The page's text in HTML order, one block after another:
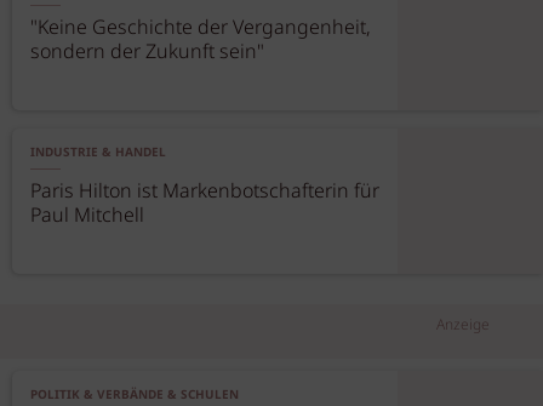
"Keine Geschichte der Vergangenheit,
sondern der Zukunft sein"
INDUSTRIE & HANDEL
Paris Hilton ist Markenbotschafterin für
Paul Mitchell
Anzeige
POLITIK & VERBÄNDE & SCHULEN